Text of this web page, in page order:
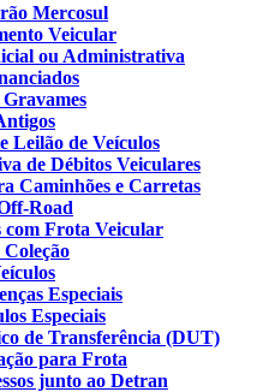
Mercosul
Veicular
ou Administrativa
Leilão de Veículos
de Débitos Veiculares
Caminhões e Carretas
Road
com Frota Veicular
Coleção
Especiais
Especiais
de Transferência (DUT)
para Frota
junto ao Detran